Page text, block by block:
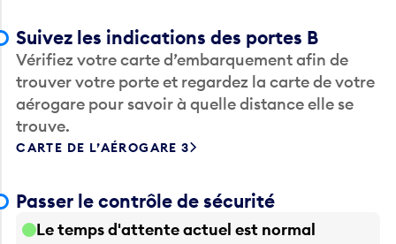
Vérifiez votre carte d’embarquement afin de
trouver votre porte et regardez la carte de votre
aérogare pour savoir à quelle distance elle se
trouve.
CARTE DE L’AÉROGARE 3
Le temps d'attente actuel est normal
0 - 5 minutes